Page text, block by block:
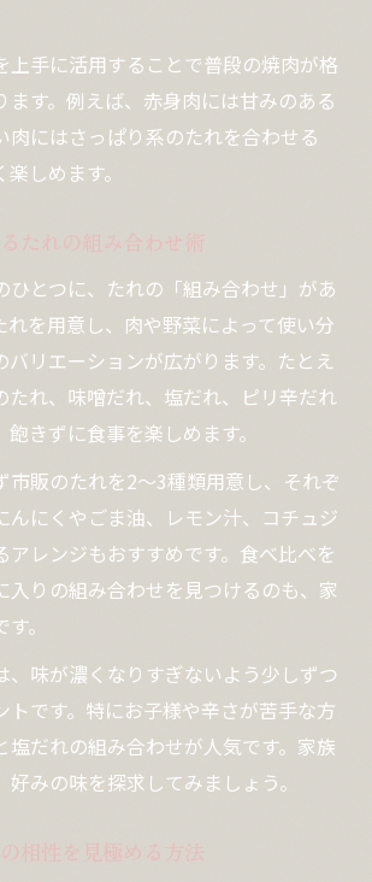
上手に活用することで普段の焼肉が格
ます。例えば、赤身肉には甘みのある
肉にはさっぱり系のたれを合わせる
しめます。
たれの組み合わせ術
ひとつに、たれの「組み合わせ」があ
れを用意し、肉や野菜によって使い分
バリエーションが広がります。たとえ
たれ、味噌だれ、塩だれ、ピリ辛だれ
きずに食事を楽しめます。
市販のたれを2～3種類用意し、それぞ
んにくやごま油、レモン汁、コチュジ
アレンジもおすすめです。食べ比べを
入りの組み合わせを見つけるのも、家
。
、味が濃くなりすぎないよう少しずつ
トです。特にお子様や辛さが苦手な方
塩だれの組み合わせが人気です。家族
みの味を探求してみましょう。
相性を見極める方法